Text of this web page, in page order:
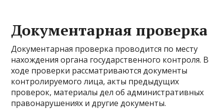
Документарная проверка
Документарная проверка проводится по месту
нахождения органа государственного контроля. В
ходе проверки рассматриваются документы
контролируемого лица, акты предыдущих
проверок, материалы дел об административных
правонарушениях и другие документы.